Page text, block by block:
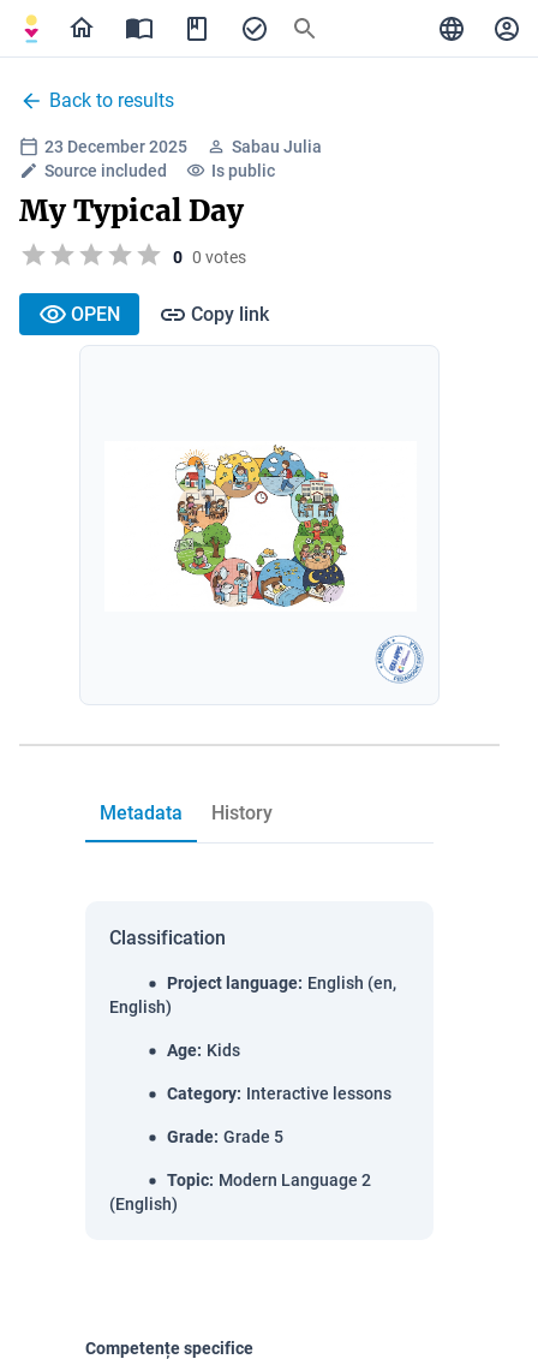
Back to results
23 December 2025
Sabau Julia
Source included
Is public
My Typical Day
0 0 votes
OPEN Copy link
Metadata History
Classification
Project language: English (en,
English)
Age: Kids
Category: Interactive lessons
Grade: Grade 5
Topic: Modern Language 2
(English)
Competențe specifice